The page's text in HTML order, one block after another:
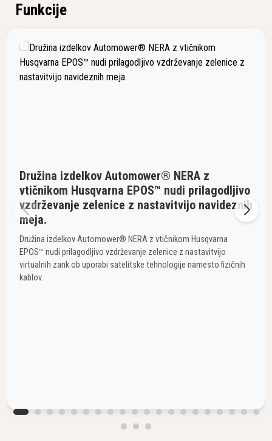
Funkcije
Družina izdelkov Automower® NERA z
vtičnikom Husqvarna EPOS™ nudi prilagodljivo
vzdrževanje zelenice z nastavitvijo navideznih
meja.
Družina izdelkov Automower® NERA z vtičnikom Husqvarna
EPOS™ nudi prilagodljivo vzdrževanje zelenice z nastavitvijo
virtualnih zank ob uporabi satelitske tehnologije namesto fizičnih
kablov.